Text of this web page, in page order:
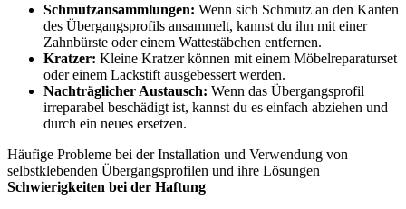
Schmutzansammlungen: Wenn sich Schmutz an den Kanten
des Übergangsprofils ansammelt, kannst du ihn mit einer
Zahnbürste oder einem Wattestäbchen entfernen.
Kratzer: Kleine Kratzer können mit einem Möbelreparaturset
oder einem Lackstift ausgebessert werden.
Nachträglicher Austausch: Wenn das Übergangsprofil
irreparabel beschädigt ist, kannst du es einfach abziehen und
durch ein neues ersetzen.
Häufige Probleme bei der Installation und Verwendung von
selbstklebenden Übergangsprofilen und ihre Lösungen
Schwierigkeiten bei der Haftung